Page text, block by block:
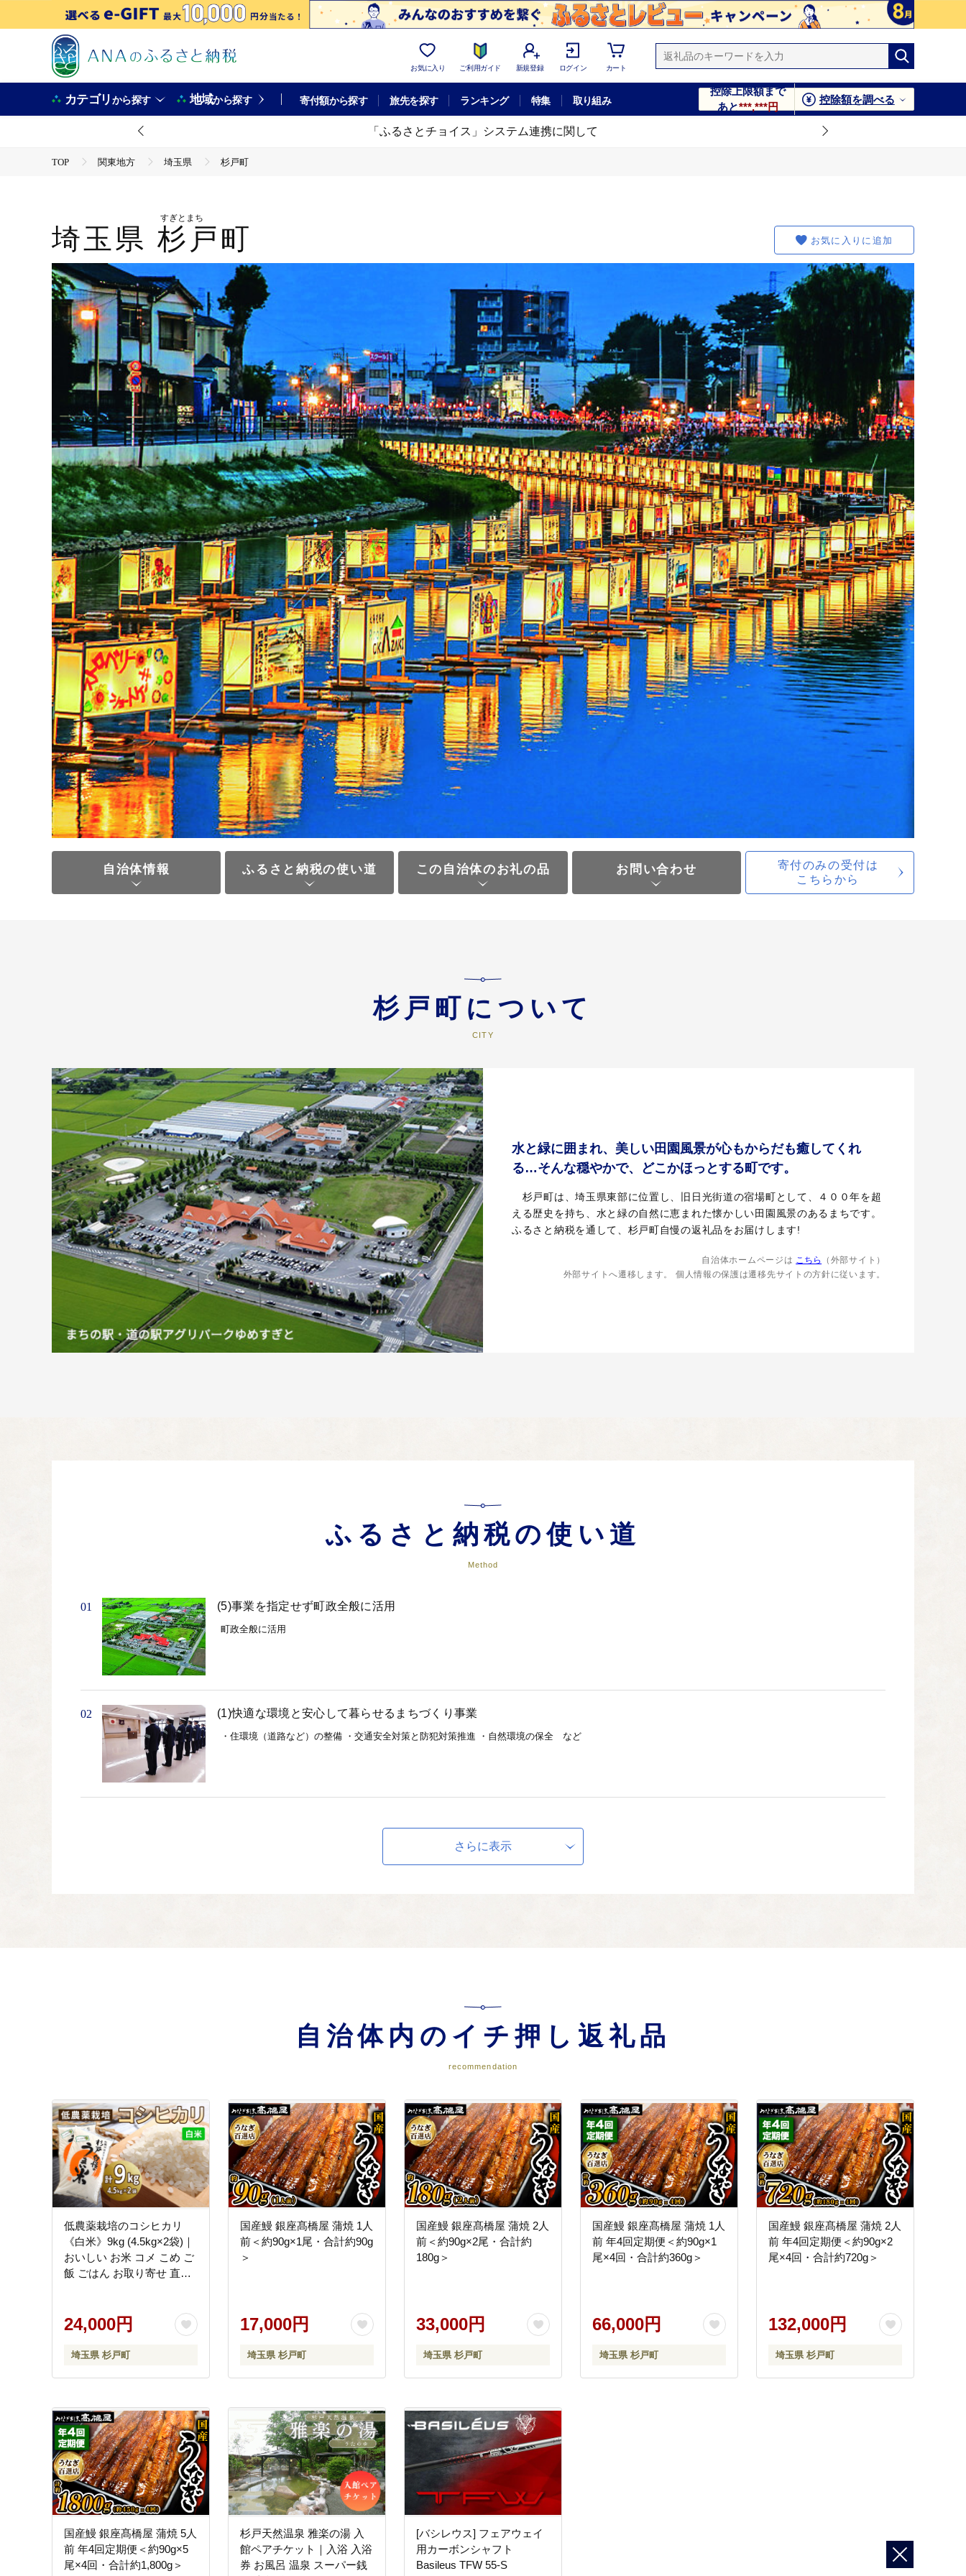
お気に入り ご利用ガイド 新規登録 ログイン カート
カテゴリから探す 地域から探す 寄付額から探す 旅先を探す ランキング 特集 取り組み
控除上限額まで
あと***,***円
控除額を調べる
「ふるさとチョイス」システム連携に関して
TOP 関東地方 埼玉県 杉戸町
埼玉県 杉戸町
すぎとまち
お気に入りに追加
自治体情報 ふるさと納税の使い道 この自治体のお礼の品 お問い合わせ
寄付のみの受付は
こちらから
杉戸町について
水と緑に囲まれ、美しい田園風景が心もからだも癒してくれ
る…そんな穏やかで、どこかほっとする町です。
杉戸町は、埼玉県東部に位置し、旧日光街道の宿場町として、４００年を超
える歴史を持ち、水と緑の自然に恵まれた懐かしい田園風景のあるまちです。
ふるさと納税を通して、杉戸町自慢の返礼品をお届けします!
自治体ホームページは こちら
（外部サイト）
外部サイトへ遷移します。 個人情報の保護は遷移先サイトの方針に従います。
ふるさと納税の使い道
Method
01 (5)事業を指定せず町政全般に活用
町政全般に活用
02 (1)快適な環境と安心して暮らせるまちづくり事業
・住環境（道路など）の整備 ・交通安全対策と防犯対策推進 ・自然環境の保全 など
・健康づくりの推進 ・高齢化社会への対応 ・福祉の充実 など
(4)心豊かな人をはぐくむまちづくり事業
・幼稚園、保育園の整備 ・郷土を愛し個性を伸ばす学校づくり ・青少年育成活動 ・生涯学習、生涯スポーツ推進 ・町民活動支援（みんなでつくるまちづ
さらに表示
自治体内のイチ押し返礼品
recommendation
低農薬栽培のコシヒカリ
《白米》9kg (4.5kg×2袋)｜
おいしい お米 コメ こめ ご
飯 ごはん お取り寄せ 直送
24,000円
埼玉県 杉戸町
国産鰻 銀座髙橋屋 蒲焼 1人
前＜約90g×1尾・合計約90g
＞
17,000円
埼玉県 杉戸町
国産鰻 銀座髙橋屋 蒲焼 2人
前＜約90g×2尾・合計約
180g＞
33,000円
埼玉県 杉戸町
国産鰻 銀座髙橋屋 蒲焼 1人
前 年4回定期便＜約90g×1
尾×4回・合計約360g＞
66,000円
埼玉県 杉戸町
国産鰻 銀座髙橋屋 蒲焼 2人
前 年4回定期便＜約90g×2
尾×4回・合計約720g＞
132,000円
埼玉県 杉戸町
国産鰻 銀座髙橋屋 蒲焼 5人
前 年4回定期便＜約90g×5
尾×4回・合計約1,800g＞
杉戸天然温泉 雅楽の湯 入
館ペアチケット｜入浴 入浴
券 お風呂 温泉 スーパー銭
[バシレウス] フェアウェイ
用カーボンシャフト
Basileus TFW 55-S